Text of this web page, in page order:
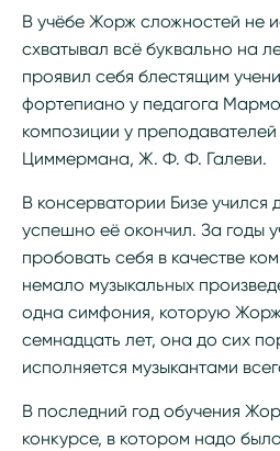
В учёбе Жорж сложностей не
схватывал всё буквально на
проявил себя блестящим
фортепиано у педагога
композиции у
Циммермана, Ж. Ф. Ф. Галеви.
В консерватории Бизе учился
успешно её окончил. За годы
пробовать себя в качестве
немало музыкальных
одна симфония, которую
семнадцать лет, она до сих
исполняется музыкантами
В последний год обучения
конкурсе, в котором надо